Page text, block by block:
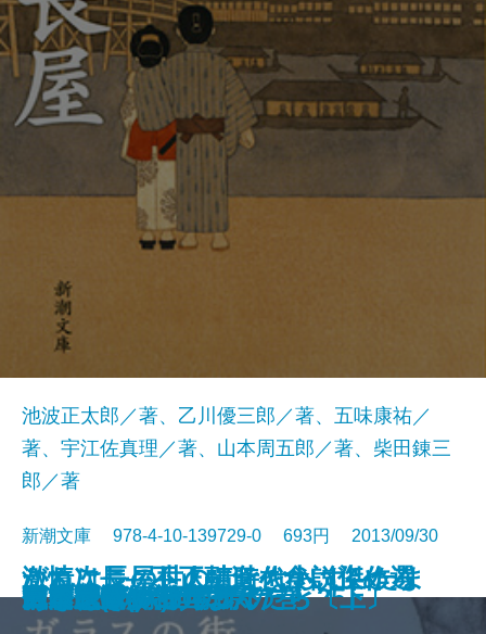
隅の風景
管見妄語 始末に困る人
これはこの世のことならず―たま
しくる―
たまゆら
激情次長―不正融資を食い止めろ
―
羽越本線 北の追跡者
死ぬときに後悔すること25
図南の翼 十二国記
黒田如水
がんこ長屋―人情時代小説傑作選
―
池波正太郎／著、乙川優三郎／著、五味康祐／
著、宇江佐真理／著、山本周五郎／著、柴田錬三
郎／著
新潮文庫 978-4-10-139729-0 693円 2013/09/30
ガラスの街
代替医療解剖
トモスイ
三国志(十) 五丈原の巻
つぎはぎプラネット
田辺聖子の古典まんだら〔上〕
田辺聖子の古典まんだら〔下〕
ガラシャ
あなたがいる場所
宮本武蔵(八)